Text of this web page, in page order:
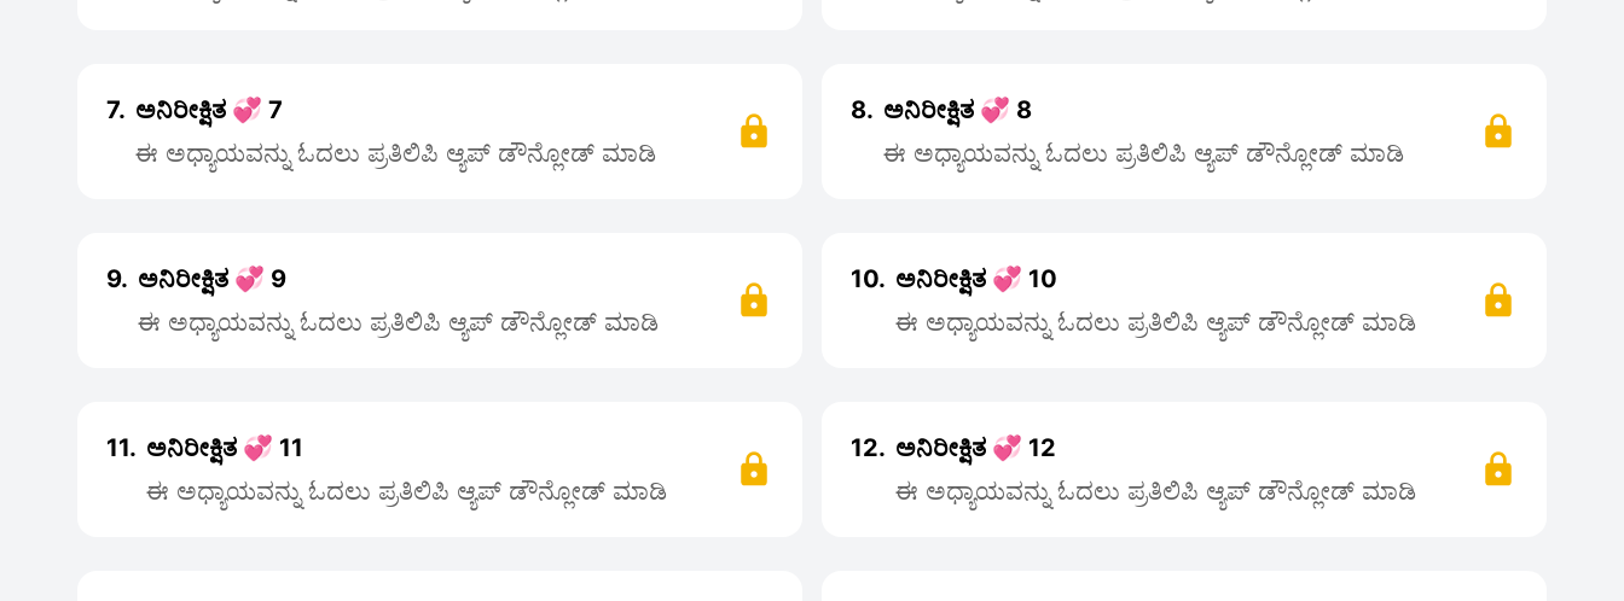
7. ಅನಿರೀಕ್ಷಿತ 💞 7
ಈ ಅಧ್ಯಾಯವನ್ನು ಓದಲು ಪ್ರತಿಲಿಪಿ ಆ್ಯಪ್ ಡೌನ್ಲೋಡ್ ಮಾಡಿ
8. ಅನಿರೀಕ್ಷಿತ 💞 8
ಈ ಅಧ್ಯಾಯವನ್ನು ಓದಲು ಪ್ರತಿಲಿಪಿ ಆ್ಯಪ್ ಡೌನ್ಲೋಡ್ ಮಾಡಿ
9. ಅನಿರೀಕ್ಷಿತ 💞 9
ಈ ಅಧ್ಯಾಯವನ್ನು ಓದಲು ಪ್ರತಿಲಿಪಿ ಆ್ಯಪ್ ಡೌನ್ಲೋಡ್ ಮಾಡಿ
10. ಅನಿರೀಕ್ಷಿತ 💞 10
ಈ ಅಧ್ಯಾಯವನ್ನು ಓದಲು ಪ್ರತಿಲಿಪಿ ಆ್ಯಪ್ ಡೌನ್ಲೋಡ್ ಮಾಡಿ
11. ಅನಿರೀಕ್ಷಿತ 💞 11
ಈ ಅಧ್ಯಾಯವನ್ನು ಓದಲು ಪ್ರತಿಲಿಪಿ ಆ್ಯಪ್ ಡೌನ್ಲೋಡ್ ಮಾಡಿ
12. ಅನಿರೀಕ್ಷಿತ 💞 12
ಈ ಅಧ್ಯಾಯವನ್ನು ಓದಲು ಪ್ರತಿಲಿಪಿ ಆ್ಯಪ್ ಡೌನ್ಲೋಡ್ ಮಾಡಿ